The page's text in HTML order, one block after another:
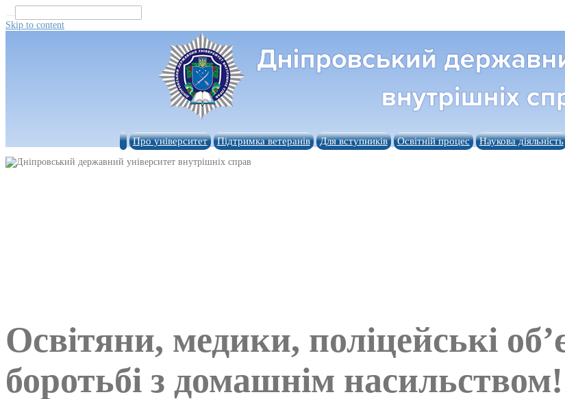
...
Skip to content
Про університет Підтримка ветеранів Для вступників Освітній процес Наукова діяльність
Освітяни, медики, поліцейські
боротьбі з домашнім насильством!